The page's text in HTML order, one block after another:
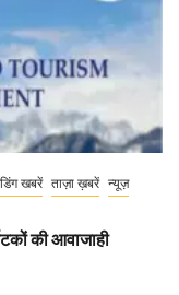
खबरें ताज़ा ख़बरें न्यूज़
की आवाजाही